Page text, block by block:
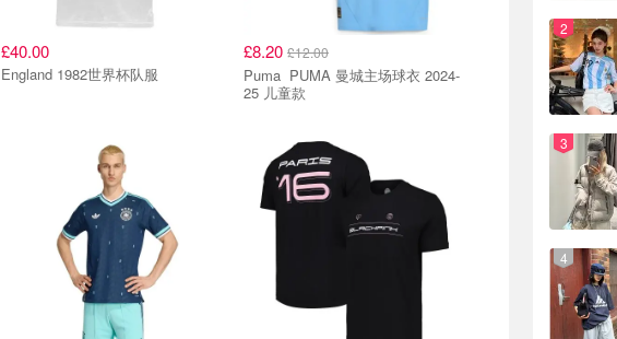
£40.00
England 1982世界杯队服
£8.20 £12.00
Puma PUMA 曼城主场球衣 2024-
25 儿童款